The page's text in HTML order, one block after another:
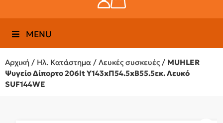
MENU
Αρχική / Ηλ. Κατάστημα / Λευκές συσκευές / MUHLER
Ψυγείο Δίπορτο 206lt Υ143xΠ54.5xΒ55.5εκ. Λευκό
SUF144WE